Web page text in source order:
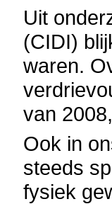
Uit
(CIDI)
waren.
van
Ook in
steeds
fysiek